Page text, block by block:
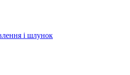
і шлунок